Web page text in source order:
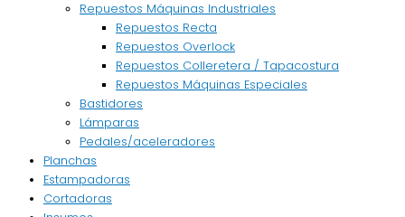
Repuestos Máquinas Industriales
Repuestos Recta
Repuestos Overlock
Repuestos Colleretera / Tapacostura
Repuestos Máquinas Especiales
Bastidores
Lámparas
Pedales/aceleradores
Planchas
Estampadoras
Cortadoras